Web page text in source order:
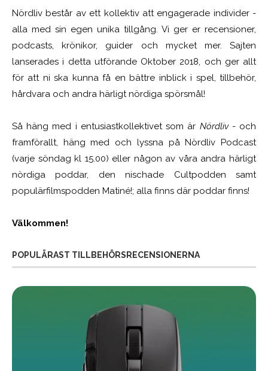
Nördliv består av ett kollektiv att engagerade individer -
alla med sin egen unika tillgång. Vi ger er recensioner,
podcasts, krönikor, guider och mycket mer. Sajten
lanserades i detta utförande Oktober 2018, och ger allt
för att ni ska kunna få en bättre inblick i spel, tillbehör,
hårdvara och andra härligt nördiga spörsmål!
Så häng med i entusiastkollektivet som är Nördliv- och
framförallt, häng med och lyssna på Nördliv Podcast
(varje söndag kl 15.00) eller någon av våra andra härligt
nördiga poddar, den nischade Cultpodden samt
populärfilmspodden Matiné!; alla finns där poddar finns!
Välkommen!
POPULÄRAST TILLBEHÖRSRECENSIONERNA